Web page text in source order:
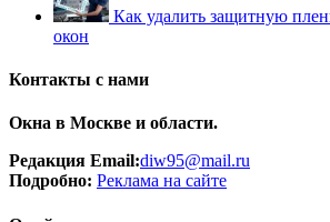
Как удалить защитную
окон
Контакты с нами
Окна в Москве и области.
Редакция Email:diw95@mail.ru
Подробно: Реклама на сайте